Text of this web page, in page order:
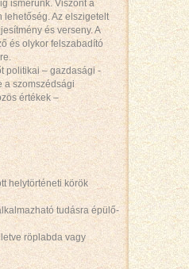
ismerünk. Viszont a
lehetőség. Az elszigetelt
és verseny. A
és olykor felszabadító
politikai – gazdasági -
a szomszédsági
értékek –
helytörténeti körök
tudásra épülő-
röplabda vagy